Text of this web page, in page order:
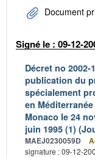
Document
Signé le : 09-12-
Décret no
publication du
spécialement
en
Monaco le 24
juin 1995 (1)
MAEJ0230059D
signature : 09-12-